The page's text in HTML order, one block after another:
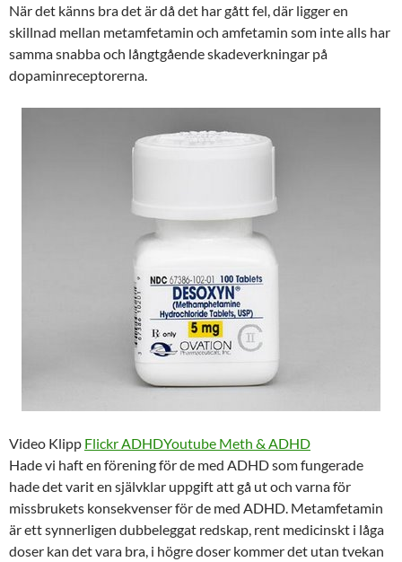
När det känns bra det är då det har gått fel, där ligger en
skillnad mellan metamfetamin och amfetamin som inte alls har
samma snabba och långtgående skadeverkningar på
dopaminreceptorerna.
Video Klipp Flickr ADHDYoutube Meth & ADHD
Hade vi haft en förening för de med ADHD som fungerade
hade det varit en självklar uppgift att gå ut och varna för
missbrukets konsekvenser för de med ADHD. Metamfetamin
är ett synnerligen dubbeleggat redskap, rent medicinskt i låga
doser kan det vara bra, i högre doser kommer det utan tvekan